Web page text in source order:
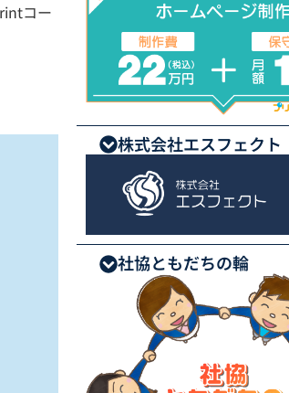
コー
株式会社エスフェクト
社協ともだちの輪